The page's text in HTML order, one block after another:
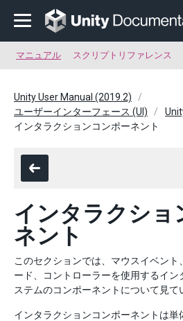
マニュアル スクリプトリファレンス
Unity User Manual (2019.2)
ユーザーインターフェース (UI)
インタラクションコンポーネント
インタラクショ
ネント
このセクションでは、マウスイベン
ード、コントローラーを使用するイン
ステムのコンポーネントについて見て
インタラクションコンポーネントは